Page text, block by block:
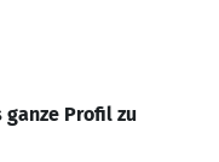
ganze Profil zu